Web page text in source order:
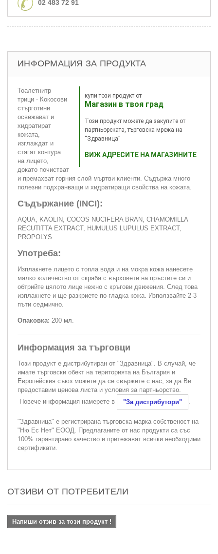
02 483 72 91
ИНФОРМАЦИЯ ЗА ПРОДУКТА
купи този продукт от
Магазин в твоя град
Този продукт можете да закупите от
партньорската, търговска мрежа на
“Здравница”
ВИЖ АДРЕСИТЕ НА МАГАЗИНИТЕ
Тоалетнитр
трици - Кокосови
стърготини
освежават и
хидратират
кожата,
изглаждат и
стягат контура
на лицето,
докато почистват
и премахват горния слой мъртви клиенти. Съдържа много
полезни подхранващи и хидратиращи свойства на кожата.
Съдържание (INCI):
AQUA, KAOLIN, COCOS NUCIFERA BRAN, CHAMOMILLA
RECUTITTA EXTRACT, HUMULUS LUPULUS EXTRACT,
PROPOLYS
Употреба:
Изплакнете лицето с топла вода и на мокра кожа нанесете
малко количество от скраба с върховете на пръстите си и
обтрийте цялото лице нежно с кръгови движения. След това
изплакнете и ще разкриете по-гладка кожа. Използвайте 2-3
пъти седмично.
Опаковка: 200 мл.
Информация за търговци
Този продукт е дистрибутиран от "Здравница". В случай, че
имате търговски обект на територията на България и
Европейския съюз можете да се свържете с нас, за да Ви
предоставим ценова листа и условия за партньорство.
Повече информация намерете в
"За дистрибутори" .
"Здравница" е регистрирана търговска марка собственост на
"Ню Ес Нет" ЕООД. Предлаганите от нас продукти са със
100% гарантирано качество и притежават всички необходими
сертификати.
ОТЗИВИ ОТ ПОТРЕБИТЕЛИ
Напиши отзив за този продукт !